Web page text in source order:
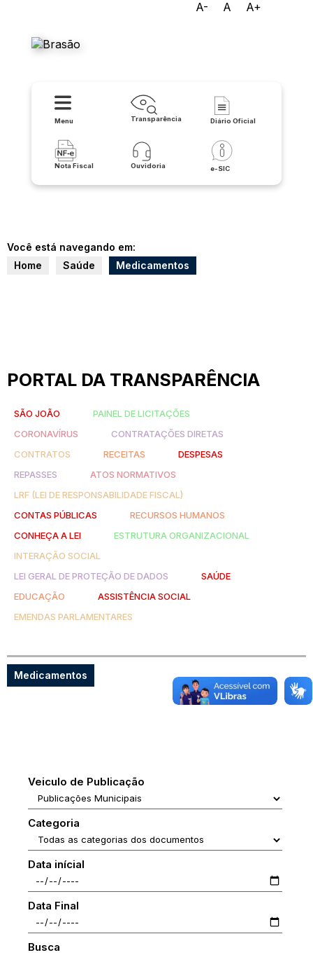
A- A A+
Menu Transparência Diário Oficial
Nota Fiscal Ouvidoria e-SIC
Você está navegando em:
Home
Saúde Medicamentos
PORTAL DA TRANSPARÊNCIA
SÃO JOÃO
PAINEL DE LICITAÇÕES
CORONAVÍRUS
CONTRATAÇÕES DIRETAS
CONTRATOS
RECEITAS
DESPESAS
REPASSES
ATOS NORMATIVOS
LRF (LEI DE RESPONSABILIDADE FISCAL)
CONTAS PÚBLICAS
RECURSOS HUMANOS
CONHEÇA A LEI
ESTRUTURA ORGANIZACIONAL
INTERAÇÃO SOCIAL
LEI GERAL DE PROTEÇÃO DE DADOS
SAÚDE
EDUCAÇÃO
ASSISTÊNCIA SOCIAL
EMENDAS PARLAMENTARES
Medicamentos
Veiculo de Publicação
Categoria
Data inícial
Data Final
Busca